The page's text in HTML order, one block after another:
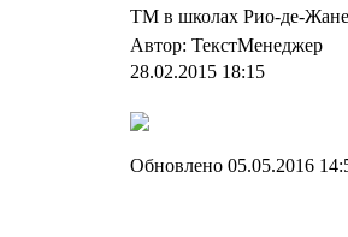
ТМ в школах Рио-де-
Автор: ТекстМенеджер
28.02.2015 18:15
Обновлено 05.05.2016